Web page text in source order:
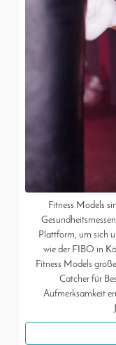
Fitness Models
Plattform, um sich
wie der FIBO in
Fitness Models
Catcher für
Aufmerksamkeit